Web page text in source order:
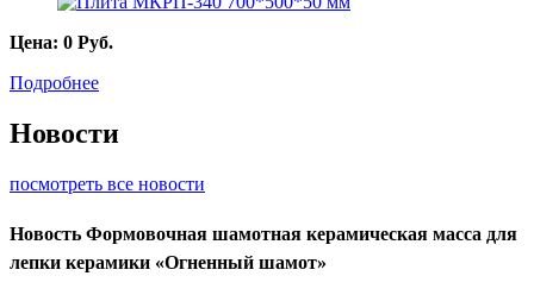
Цена: 0 Руб.
Подробнее
Новости
посмотреть все новости
Новость Формовочная шамотная керамическая масса для
лепки керамики «Огненный шамот»